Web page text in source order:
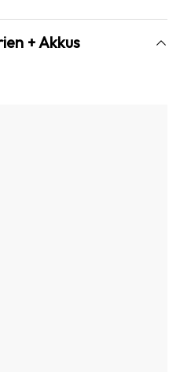
+ Akkus